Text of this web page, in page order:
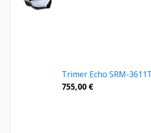
Trimer Echo SRM-
755,00 €